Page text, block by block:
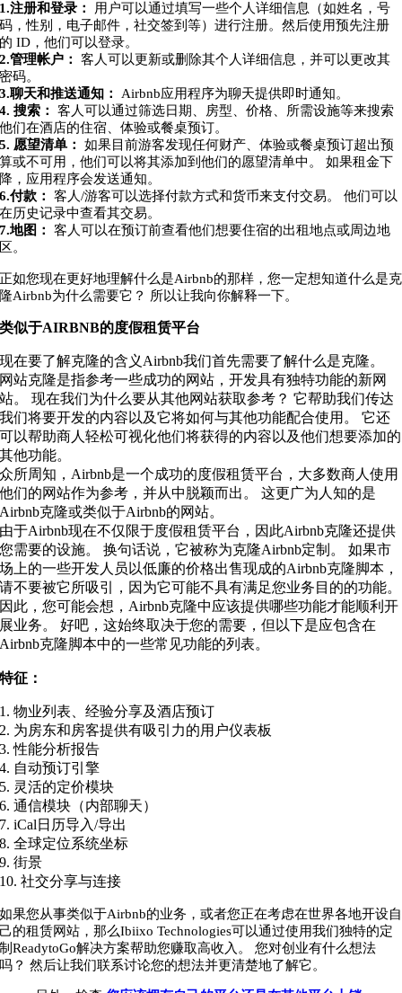
1.注册和登录：
用户可以通过填写一些个人详细信息（如姓名，号
码，性别，电子邮件，社交签到等）进行注册。然后使用预先注册
的 ID，他们可以登录。
2.管理帐户：
客人可以更新或删除其个人详细信息，并可以更改其
密码。
3.聊天和推送通知：
Airbnb应用程序为聊天提供即时通知。
4. 搜索：
客人可以通过筛选日期、房型、价格、所需设施等来搜索
他们在酒店的住宿、体验或餐桌预订。
5. 愿望清单：
如果目前游客发现任何财产、体验或餐桌预订超出预
算或不可用，他们可以将其添加到他们的愿望清单中。 如果租金下
降，应用程序会发送通知。
6.付款：
客人/游客可以选择付款方式和货币来支付交易。 他们可以
在历史记录中查看其交易。
7.地图：
客人可以在预订前查看他们想要住宿的出租地点或周边地
区。
正如您现在更好地理解什么是Airbnb的那样，您一定想知道什么是克
隆Airbnb为什么需要它？ 所以让我向你解释一下。
类似于AIRBNB的度假租赁平台
现在要了解克隆的含义Airbnb我们首先需要了解什么是克隆。
网站克隆是指参考一些成功的网站，开发具有独特功能的新网
站。 现在我们为什么要从其他网站获取参考？ 它帮助我们传达
我们将要开发的内容以及它将如何与其他功能配合使用。 它还
可以帮助商人轻松可视化他们将获得的内容以及他们想要添加的
其他功能。
众所周知，Airbnb是一个成功的度假租赁平台，大多数商人使用
他们的网站作为参考，并从中脱颖而出。 这更广为人知的是
Airbnb克隆或类似于Airbnb的网站。
由于Airbnb现在不仅限于度假租赁平台，因此Airbnb克隆还提供
您需要的设施。 换句话说，它被称为克隆Airbnb定制。 如果市
场上的一些开发人员以低廉的价格出售现成的Airbnb克隆脚本，
请不要被它所吸引，因为它可能不具有满足您业务目的的功能。
因此，您可能会想，Airbnb克隆中应该提供哪些功能才能顺利开
展业务。 好吧，这始终取决于您的需要，但以下是应包含在
Airbnb克隆脚本中的一些常见功能的列表。
特征：
1. 物业列表、经验分享及酒店预订
2. 为房东和房客提供有吸引力的用户仪表板
3. 性能分析报告
4. 自动预订引擎
5. 灵活的定价模块
6. 通信模块（内部聊天）
7. iCal日历导入/导出
8. 全球定位系统坐标
9. 街景
10. 社交分享与连接
如果您从事类似于Airbnb的业务，或者您正在考虑在世界各地开设自
己的租赁网站，那么Ibiixo Technologies可以通过使用我们独特的定
制ReadytoGo解决方案帮助您赚取高收入。 您对创业有什么想法
吗？ 然后让我们联系讨论您的想法并更清楚地了解它。